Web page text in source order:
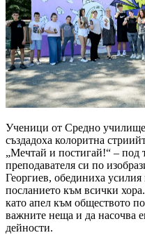
Ученици от Средно
създадоха колоритна
„Мечтай и постигай!“ – под
преподавателя си по
Георгиев, обединиха
посланието към всички
като апел към обществото
важните неща и да насочва
дейности.